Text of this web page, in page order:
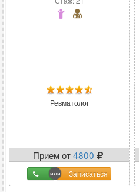
Ревматолог
Прием от4800
Записаться